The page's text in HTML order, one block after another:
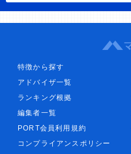
特徴から探す
アドバイザ一覧
ランキング根拠
編集者一覧
PORT会員利用規約
コンプライアンスポリシー